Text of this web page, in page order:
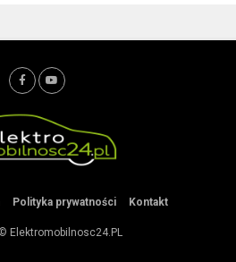
Polityka prywatności Kontakt
Elektromobilnosc24.PL